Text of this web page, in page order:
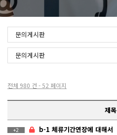
문의게시판
문의게시판
전체 980 건 - 52 페이지
제목
+2 b-1 체류기간연장에 대해서